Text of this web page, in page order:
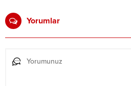
Yorumlar